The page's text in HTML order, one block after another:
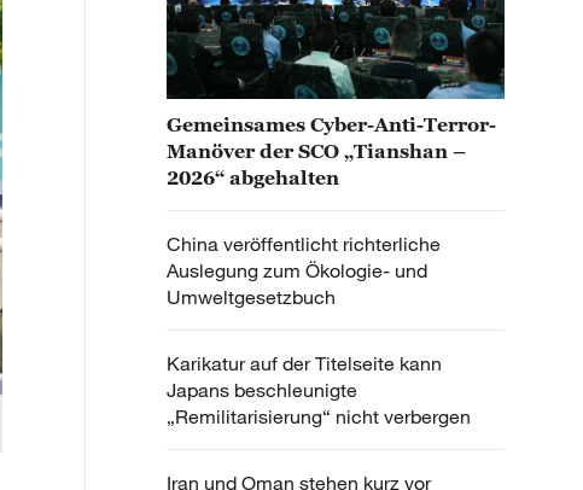
Gemeinsames Cyber-Anti-Terror-
Manöver der SCO „Tianshan –
2026“ abgehalten
China veröffentlicht richterliche
Auslegung zum Ökologie- und
Umweltgesetzbuch
Karikatur auf der Titelseite kann
Japans beschleunigte
„Remilitarisierung“ nicht verbergen
Iran und Oman stehen kurz vor